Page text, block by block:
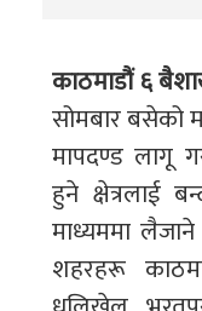
काठमाडौं ६
सोमबार बसेको
मापदण्ड लागू
हुने क्षेत्रलाई
माध्यममा
शहरहरू